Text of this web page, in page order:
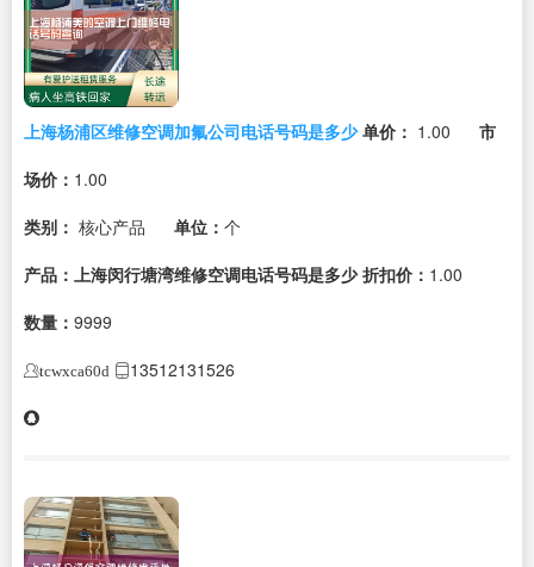
上海杨浦区维修空调加氟公司电话号码是多少 单价： 1.00
市
场价： 1.00
类别： 核心产品 单位： 个
产品：上海闵行塘湾维修空调电话号码是多少 折扣价： 1.00
数量： 9999
tcwxca60d 13512131526